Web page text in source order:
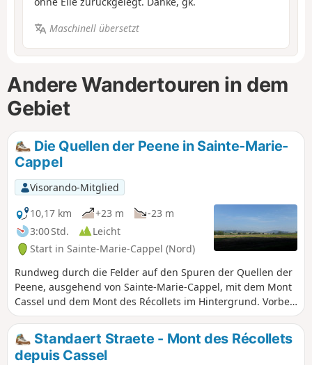
Maschinell übersetzt
Andere Wandertouren in dem
Gebiet
Die Quellen der Peene in Sainte-Marie-
Cappel
Visorando-Mitglied
10,17 km
+23 m
-23 m
3:00 Std.
Leicht
Start in Sainte-Marie-Cappel (Nord)
Rundweg durch die Felder auf den Spuren der Quellen der
Peene, ausgehend von Sainte-Marie-Cappel, mit dem Mont
Cassel und dem Mont des Récollets im Hintergrund. Vorbei
an einer der beiden bekannten Quellen der Peene oder
Peene Becque.
Standaert Straete - Mont des Récollets
depuis Cassel